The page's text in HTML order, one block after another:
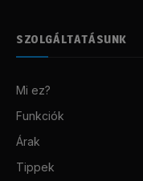
SZOLGÁLTATÁSUNK
Mi ez?
Funkciók
Árak
Tippek